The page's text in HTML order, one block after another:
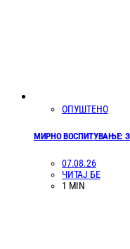
ОПУШТЕНО
МИРНО ВОСПИТУВАЊЕ:
07.08.26
ЧИТАЈ БЕ
1 MIN